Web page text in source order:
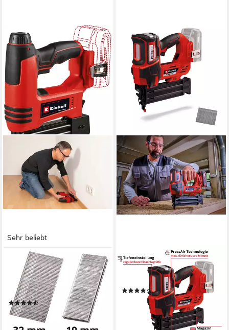
Sehr beliebt
EINHELL
Nagler TE-CN 18 Li - Solo, 3-
tlg., 2 in 1, Akku-Nagler und
Tacker, ohne Akku
(35)
72,32 € UVP 95,95 €
-25%
EINHELL
Nagler FIXETTO 18/50 N,
ohne Akku und Ladegerät
(6)
146,87 € UVP 192,95 €
lieferbar - in 1-2 Werktagen bei dir